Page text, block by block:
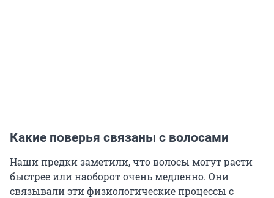
Какие поверья связаны с волосами
Наши предки заметили, что волосы могут расти
быстрее или наоборот очень медленно. Они
связывали эти физиологические процессы с